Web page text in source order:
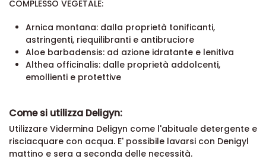
COMPLESSO VEGETALE:
Arnica montana: dalla proprietà tonificanti,
astringenti, riequilibranti e antibruciore
Aloe barbadensis: ad azione idratante e lenitiva
Althea officinalis: dalle proprietà addolcenti,
emollienti e protettive
Come si utilizza Deligyn:
Utilizzare Vidermina Deligyn come l'abituale detergente e
risciacquare con acqua. E' possibile lavarsi con Denigyl
mattino e sera a seconda delle necessità.